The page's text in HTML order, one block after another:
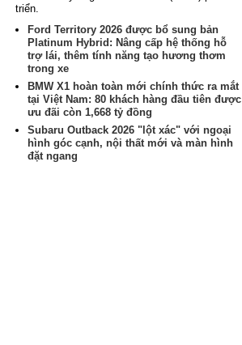
triển.
Ford Territory 2026 được bổ sung bản
Platinum Hybrid: Nâng cấp hệ thống hỗ
trợ lái, thêm tính năng tạo hương thơm
trong xe
BMW X1 hoàn toàn mới chính thức ra mắt
tại Việt Nam: 80 khách hàng đầu tiên được
ưu đãi còn 1,668 tỷ đồng
Subaru Outback 2026 "lột xác" với ngoại
hình góc cạnh, nội thất mới và màn hình
đặt ngang